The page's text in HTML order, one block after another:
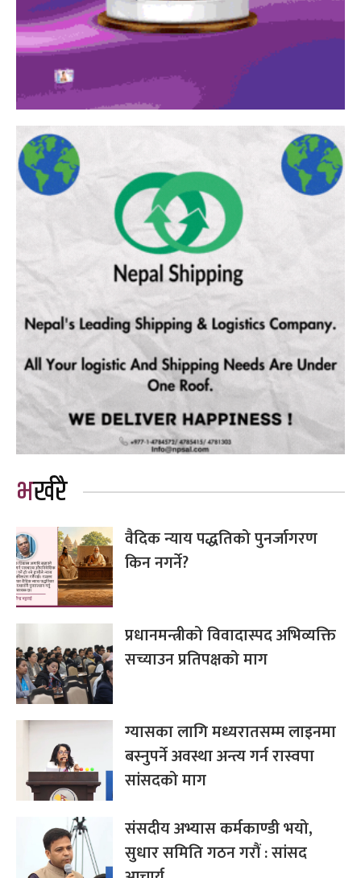
भर्खरै
वैदिक न्याय पद्धतिको पुनर्जागरण
किन नगर्ने?
प्रधानमन्त्रीको विवादास्पद अभिव्यक्ति
सच्याउन प्रतिपक्षको माग
ग्यासका लागि मध्यरातसम्म लाइनमा
बस्नुपर्ने अवस्था अन्त्य गर्न रास्वपा
सांसदको माग
संसदीय अभ्यास कर्मकाण्डी भयो,
सुधार समिति गठन गरौं : सांसद